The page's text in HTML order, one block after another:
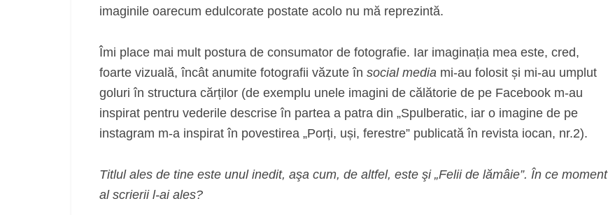
imaginile oarecum edulcorate postate acolo nu mă reprezintă.
Îmi place mai mult postura de consumator de fotografie. Iar imaginația mea este, cred,
foarte vizuală, încât anumite fotografii văzute în social media mi-au folosit și mi-au umplut
goluri în structura cărților (de exemplu unele imagini de călătorie de pe Facebook m-au
inspirat pentru vederile descrise în partea a patra din „Spulberatic, iar o imagine de pe
instagram m-a inspirat în povestirea „Porți, uși, ferestre” publicată în revista iocan, nr.2).
Titlul ales de tine este unul inedit, aşa cum, de altfel, este şi „Felii de lămâie”. În ce moment
al scrierii l-ai ales?